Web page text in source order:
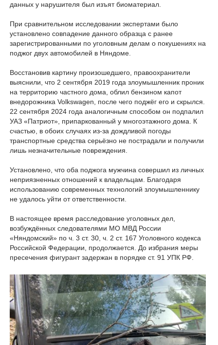
данных у нарушителя был изъят биоматериал.
При сравнительном исследовании экспертами было
установлено совпадение данного образца с ранее
зарегистрированными по уголовным делам о покушениях на
поджог двух автомобилей в Няндоме.
Восстановив картину произошедшего, правоохранители
выяснили, что 2 сентября 2019 года злоумышленник проник
на территорию частного дома, облил бензином капот
внедорожника Volkswagen, после чего поджёг его и скрылся.
22 сентября 2024 года аналогичным способом он подпалил
УАЗ «Патриот», припаркованный у многоэтажного дома. К
счастью, в обоих случаях из-за дождливой погоды
транспортные средства серьёзно не пострадали и получили
лишь незначительные повреждения.
Установлено, что оба поджога мужчина совершил из личных
неприязненных отношений к владельцам. Благодаря
использованию современных технологий злоумышленнику
не удалось уйти от ответственности.
В настоящее время расследование уголовных дел,
возбуждённых следователями МО МВД России
«Няндомский» по ч. 3 ст. 30, ч. 2 ст. 167 Уголовного кодекса
Российской Федерации, продолжается. До избрания меры
пресечения фигурант задержан в порядке ст. 91 УПК РФ.